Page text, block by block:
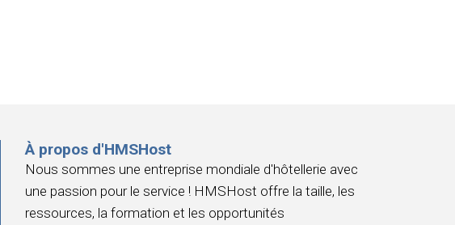
À propos d'HMSHost
Nous sommes une entreprise mondiale d'hôtellerie avec
une passion pour le service ! HMSHost offre la taille, les
ressources, la formation et les opportunités